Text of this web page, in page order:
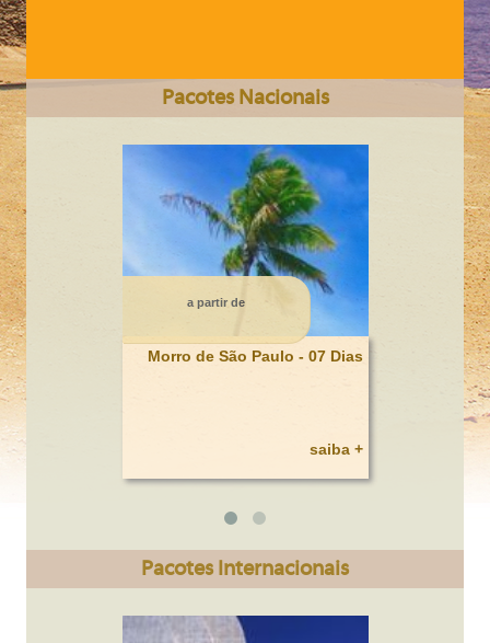
CIDADE DO CABO Somente Terrestre 6 dias
BAHAMAS / HOTEL ATLANTIS
Pacotes Nacionais
a partir de
Morro de São Paulo - 07 Dias
saiba +
Pacotes Internacionais